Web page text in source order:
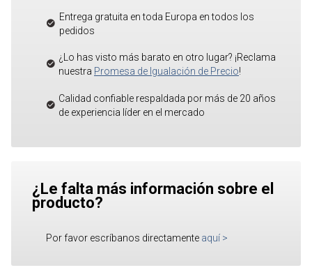
Entrega gratuita en toda Europa en todos los
pedidos
¿Lo has visto más barato en otro lugar? ¡Reclama
nuestra Promesa de Igualación de Precio!
Calidad confiable respaldada por más de 20 años
de experiencia líder en el mercado
¿Le falta más información sobre el
producto?
Por favor escríbanos directamente aquí >